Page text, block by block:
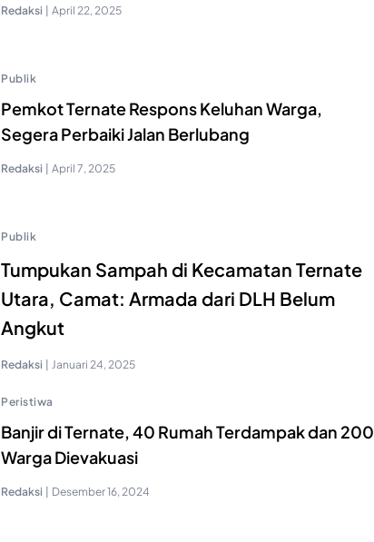
Redaksi | April 22, 2025
Publik
Pemkot Ternate Respons Keluhan Warga,
Segera Perbaiki Jalan Berlubang
Redaksi | April 7, 2025
Publik
Tumpukan Sampah di Kecamatan Ternate
Utara, Camat: Armada dari DLH Belum
Angkut
Redaksi | Januari 24, 2025
Peristiwa
Banjir di Ternate, 40 Rumah Terdampak dan 200
Warga Dievakuasi
Redaksi | Desember 16, 2024